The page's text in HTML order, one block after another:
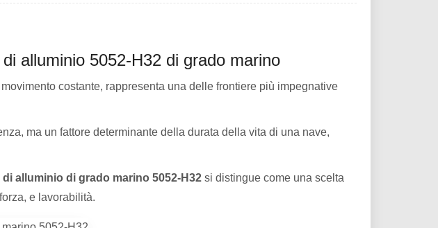
alluminio 5052-H32 di grado marino
costante, rappresenta una delle frontiere più impegnative
ma un fattore determinante della durata della vita di una nave,
di alluminio di grado marino 5052-H32 si distingue come una scelta
e lavorabilità.